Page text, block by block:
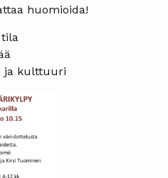
huomioida!
ja kulttuuri